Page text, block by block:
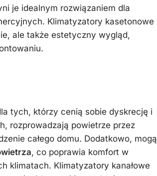
je idealnym rozwiązaniem dla
Klimatyzatory kasetonowe
ale także estetyczny wygląd,
tych, którzy cenią sobie dyskrecję i
rozprowadzają powietrze przez
całego domu. Dodatkowo, mogą
, co poprawia komfort w
klimatach. Klimatyzatory kanałowe